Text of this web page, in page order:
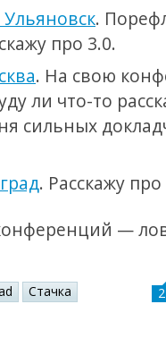
Ульяновск.
про 3.0.
. На свою
ли что-то
сильных
. Расскажу про
—
Стачка